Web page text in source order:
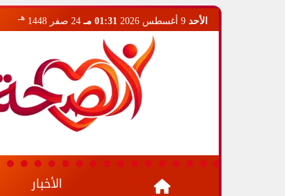
الأحد 01:31 مـ 24 صفر 1448 هـ
الأخبار